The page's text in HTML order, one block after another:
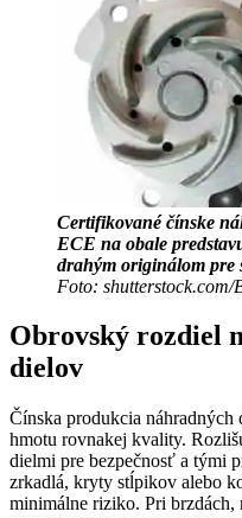
Certifikované čínske
ECE na obale
drahým originálom pre
Foto: shutterstock.com/
Obrovský rozdiel
dielov
Čínska produkcia náhradných
hmotu rovnakej kvality.
dielmi pre bezpečnosť a tými
zrkadlá, kryty stĺpikov alebo
minimálne riziko. Pri brzdách,